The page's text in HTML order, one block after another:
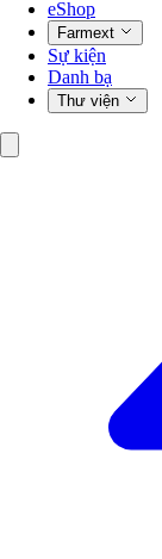
eShop
Farmext
Sự kiện
Danh bạ
Thư viện